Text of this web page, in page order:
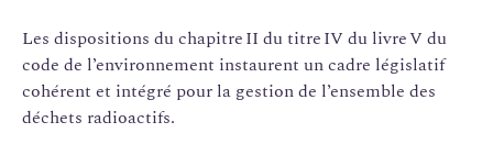
Les dispositions du chapitre II du titre IV du livre V du
code de l’environnement instaurent un cadre législatif
cohérent et intégré pour la gestion de l’ensemble des
déchets radioactifs.